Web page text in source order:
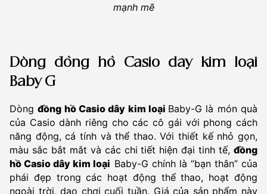
mạnh mẽ
Dòng đồng hồ Casio dây kim loại
Baby G
Dòngđồng hồ Casio dây kim loại Baby-G là món quà
của Casio dành riêng cho các cô gái với phong cách
năng động, cá tính và thể thao. Với thiết kế nhỏ gọn,
màu sắc bắt mắt và các chi tiết hiện đại tinh tế, đồng
hồ Casio dây kim loại Baby-G chính là “bạn thân” của
phái đẹp trong các hoạt động thể thao, hoạt động
ngoài trời, dạo chơi cuối tuần. Giá của sản phẩm này